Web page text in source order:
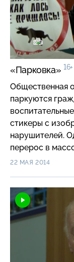
«Парковка» 16+
Общественная
паркуются
стикеры с
нарушителей.
перерос в
закончилась…
22 МАЯ 2014